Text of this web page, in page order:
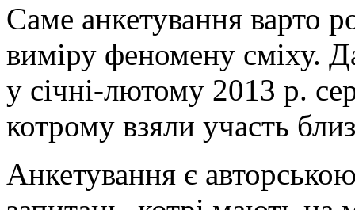
Саме анкетування варто
виміру феномену сміху.
у січні-лютому 2013 р.
котрому взяли участь
Анкетування є